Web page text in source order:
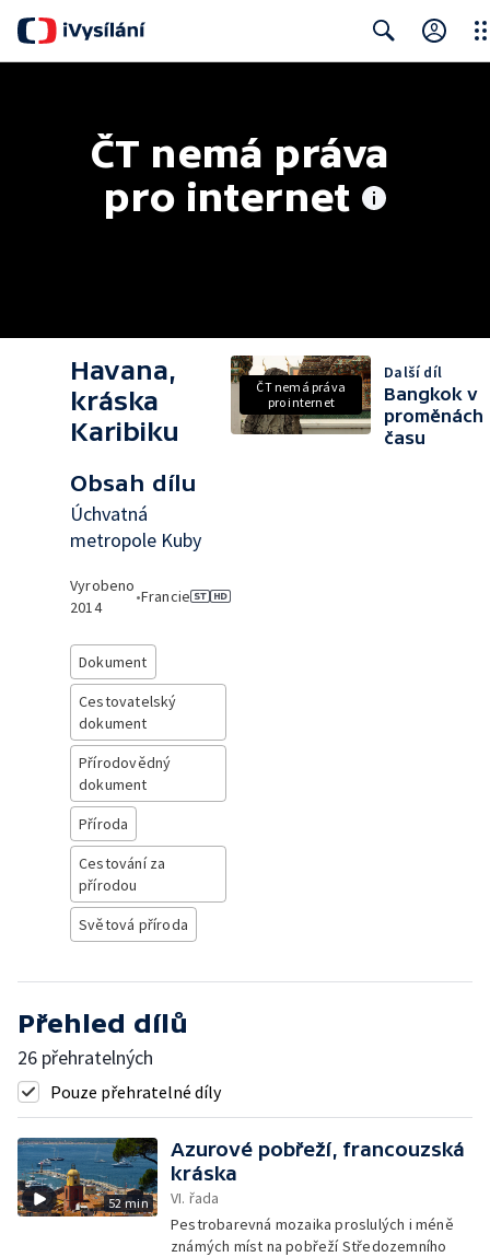
ČT nemá práva
pro internet
Havana,
kráska
Karibiku
Obsah dílu
Úchvatná
metropole Kuby
Vyrobeno
2014
•Francie
Dokument
Cestovatelský
dokument
Přírodovědný
dokument
Příroda
Cestování za
přírodou
Světová příroda
ČT nemá práva
pro internet
Další díl
Bangkok v
proměnách
času
Přehled dílů
26 přehratelných
Pouze přehratelné díly
52 min
Azurové pobřeží, francouzská
kráska
VI. řada
Pestrobarevná mozaika proslulých i méně
známých míst na pobřeží Středozemního